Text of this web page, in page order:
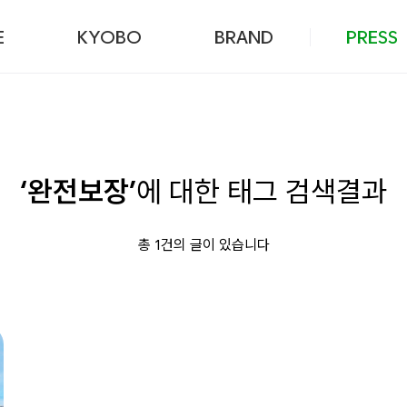
KYOBO BRAND PRESS
‘완전보장’에 대한 태그 검색결과
총 1건의 글이 있습니다